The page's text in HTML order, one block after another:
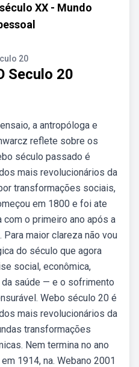
XX - Mundo
20
Seculo 20
a antropóloga e
reflete sobre os
século passado é
mais revolucionários da
transformações sociais,
em 1800 e foi ate
com o primeiro ano após a
maior clareza não vou
do século que agora
social, econômica,
da saúde — e o sofrimento
Webo século 20 é
mais revolucionários da
transformações
Nem termina no ano
1914, na. Webano 2001